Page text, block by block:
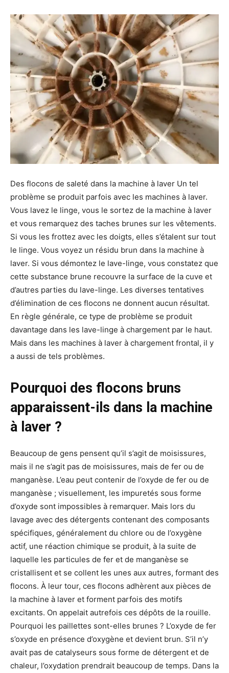
Des flocons de saleté dans la machine à laver Un tel
problème se produit parfois avec les machines à laver.
Vous lavez le linge, vous le sortez de la machine à laver
et vous remarquez des taches brunes sur les vêtements.
Si vous les frottez avec les doigts, elles s’étalent sur tout
le linge. Vous voyez un résidu brun dans la machine à
laver. Si vous démontez le lave-linge, vous constatez que
cette substance brune recouvre la surface de la cuve et
d’autres parties du lave-linge. Les diverses tentatives
d’élimination de ces flocons ne donnent aucun résultat.
En règle générale, ce type de problème se produit
davantage dans les lave-linge à chargement par le haut.
Mais dans les machines à laver à chargement frontal, il y
a aussi de tels problèmes.
Pourquoi des flocons bruns
apparaissent-ils dans la machine
à laver ?
Beaucoup de gens pensent qu’il s’agit de moisissures,
mais il ne s’agit pas de moisissures, mais de fer ou de
manganèse. L’eau peut contenir de l’oxyde de fer ou de
manganèse ; visuellement, les impuretés sous forme
d’oxyde sont impossibles à remarquer. Mais lors du
lavage avec des détergents contenant des composants
spécifiques, généralement du chlore ou de l’oxygène
actif, une réaction chimique se produit, à la suite de
laquelle les particules de fer et de manganèse se
cristallisent et se collent les unes aux autres, formant des
flocons. À leur tour, ces flocons adhèrent aux pièces de
la machine à laver et forment parfois des motifs
excitants. On appelait autrefois ces dépôts de la rouille.
Pourquoi les paillettes sont-elles brunes ? L’oxyde de fer
s’oxyde en présence d’oxygène et devient brun. S’il n’y
avait pas de catalyseurs sous forme de détergent et de
chaleur, l’oxydation prendrait beaucoup de temps. Dans la